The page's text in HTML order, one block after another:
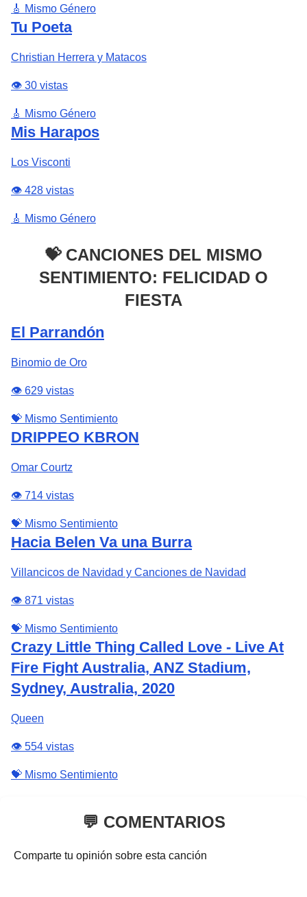
🎸 Mismo Género
Tu Poeta
Christian Herrera y Matacos
👁️ 30 vistas
🎸 Mismo Género
Mis Harapos
Los Visconti
👁️ 428 vistas
🎸 Mismo Género
💝 CANCIONES DEL MISMO
SENTIMIENTO: FELICIDAD O
FIESTA
El Parrandón
Binomio de Oro
👁️ 629 vistas
💝 Mismo Sentimiento
DRIPPEO KBRON
Omar Courtz
👁️ 714 vistas
💝 Mismo Sentimiento
Hacia Belen Va una Burra
Villancicos de Navidad y Canciones de Navidad
👁️ 871 vistas
💝 Mismo Sentimiento
Crazy Little Thing Called Love - Live At
Fire Fight Australia, ANZ Stadium,
Sydney, Australia, 2020
Queen
👁️ 554 vistas
💝 Mismo Sentimiento
💬 COMENTARIOS
Comparte tu opinión sobre esta canción